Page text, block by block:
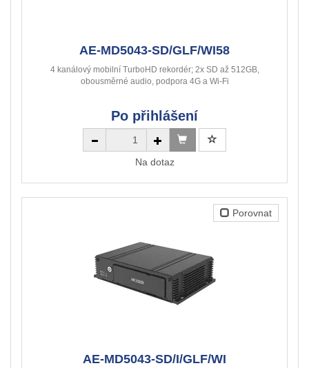
AE-MD5043-SD/GLF/WI58
4 kanálový mobilní TurboHD rekordér; 2x SD až 512GB,
obousměrné audio, podpora 4G a Wi-Fi
Po přihlášení
Na dotaz
Porovnat
AE-MD5043-SD/I/GLF/WI